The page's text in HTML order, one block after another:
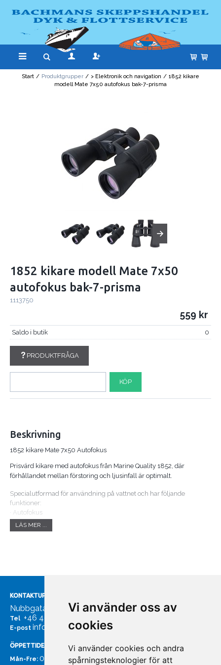
Vi använder oss av
cookies
Vi använder cookies och andra
spårningsteknologier för att
Start / Produktgrupper / > Elektronik och navigation / 1852 kikare
modell Mate 7x50 autofokus bak-7-prisma
1852 kikare modell Mate 7x50
autofokus bak-7-prisma
1113750
559
Saldo i butik 0
PRODUKTFRÅGA
KÖP
Beskrivning
1852 kikare Mate 7x50 Autofokus
Prisvärd kikare med autofokus från Marine Quality 1852, där
förhållandet mellan förstoring och ljusinfall är optimalt.
Specialutformad för användning på vattnet och har följande
funktioner:
· Autofokus
· Förstoring/lins 7x50
· BK-7-prisma
· Levereras med väska och rem
Autofokus
Håller automatiskt fokus.
Förstoring/lins 7x50
rekommenderade förstoringen i en marinkikare. Den andra siffran
50 anger hur stor linsens diameter är. Ju högre siffra, desto bättre
ljusinfall. Det är en fördel vid dåliga ljusförhållanden. För marin
LÄS MER ...
KONTAKTUPPGIFTER
Nubbgatan 7, 211 24 Malmö
Tel +46 40185561
E-post info@bachmans.se
ÖPPETTIDER
Mån-Fre: 07:00 - 16:00